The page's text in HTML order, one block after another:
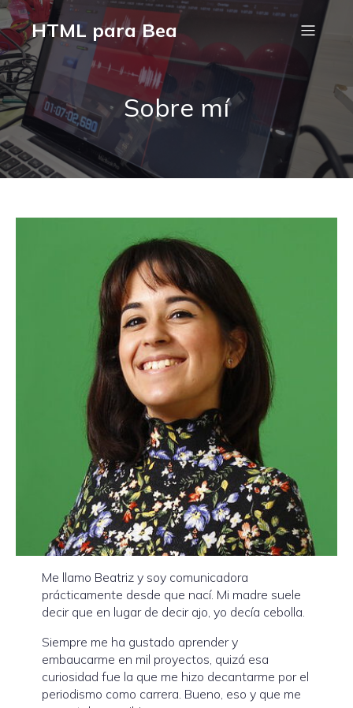
HTML para Bea
Sobre mí
Me llamo Beatriz y soy comunicadora
prácticamente desde que nací. Mi madre suele
decir que en lugar de decir ajo, yo decía cebolla.
Siempre me ha gustado aprender y
embaucarme en mil proyectos, quizá esa
curiosidad fue la que me hizo decantarme por el
periodismo como carrera. Bueno, eso y que me